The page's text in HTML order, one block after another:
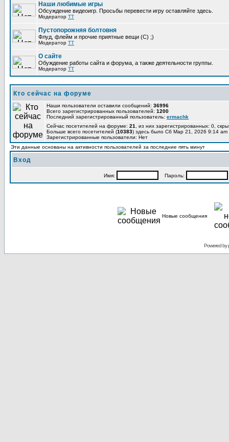
Наши любимые игры
Обсуждение видеоигр. Просьбы перевести игру оставляйте здесь.
Модератор TT
Пустопорожняя болтовня
Флуд, флейм и прочие приятные вещи (C) ;)
Модератор TT
О сайте
Обуждение работы сайта и форума, а также деятельности группы.
Модератор TT
Кто сейчас на форуме
Наши пользователи оставили сообщений: 36996
Всего зарегистрированных пользователей: 1200
Последний зарегистрированный пользователь: ermachk
Сейчас посетителей на форуме: 21
, из них зарегистрированных: 0,
Больше всего посетителей (10383) здесь было Сб Мар 21, 2026 9:14 am
Зарегистрированные пользователи: Нет
Эти данные основаны на активности пользователей за последние пять минут
Вход
Имя: Пароль:
Новые сообщения
Powered by